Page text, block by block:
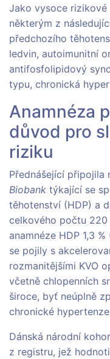
Jako vysoce
některým z
předchozího
ledvin, autoimunitní
antifosfolipidový
typu, chronická
Anamnéza
důvod pro
riziku
Přednášející připojila
Biobank týkající se
těhotenství (HDP) a
celkového počtu
anamnéze HDP 1,3
se pojily s
rozmanitějšími KVO
včetně chlopenních
široce, byť neúplně
chronické
Dánská národní
z registru, jež